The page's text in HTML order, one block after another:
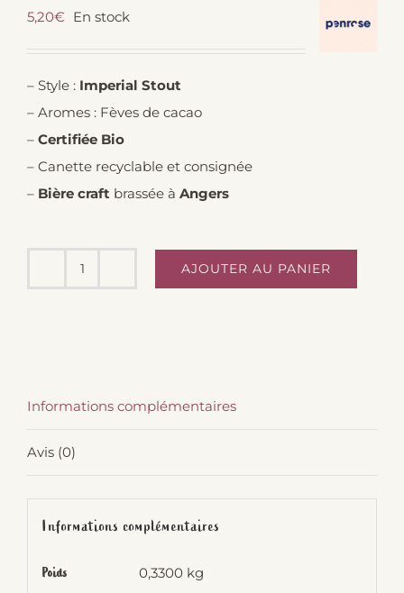
5,20€ En stock
– Style : Imperial Stout
– Aromes : Fèves de cacao
– Certifiée Bio
– Canette recyclable et consignée
– Bière craft brassée à Angers
Fève
33cl
-
AJOUTER AU PANIER
Informations complémentaires
Avis (0)
Informations complémentaires
Poids 0,3300 kg